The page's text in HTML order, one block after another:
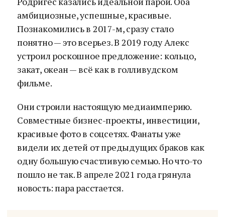
амбициозные, успешные, красивые.
Познакомились в 2017-м, сразу стало
понятно — это всерьез. В 2019 году Алекс
устроил роскошное предложение: кольцо,
закат, океан — всё как в голливудском
фильме.
Они строили настоящую медиаимперию.
Совместные бизнес-проекты, инвестиции,
красивые фото в соцсетях. Фанаты уже
видели их детей от предыдущих браков как
одну большую счастливую семью. Но что-то
пошло не так. В апреле 2021 года грянула
новость: пара расстается.